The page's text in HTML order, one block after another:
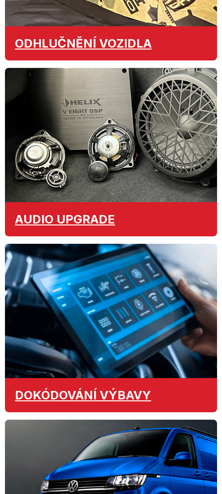
ODHLUČNĚNÍ VOZIDLA
AUDIO UPGRADE
DOKÓDOVÁNÍ VÝBAVY